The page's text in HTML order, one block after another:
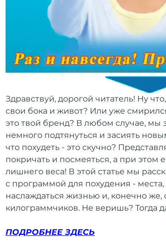
Здравствуй, дорогой читатель! Ну
свои бока и живот? Или уже
это твой бренд? В любом случае, мы
немного подтянуться и засиять
что похудеть - это скучно?
покричать и посмеяться, а при
лишнего веса! В этой статье мы
с программой для похудения -
наслаждаться жизнью и, конечно же,
килограммчиков. Не веришь? Тогда
ПОДРОБНЕЕ ЗДЕСЬ